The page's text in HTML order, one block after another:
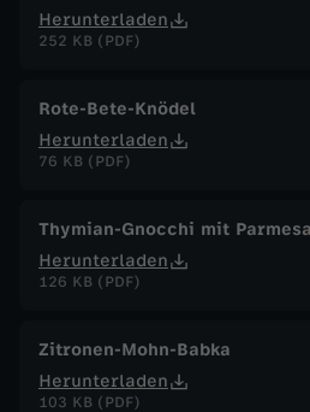
Herunterladen
252 KB (PDF)
Rote-Bete-Knödel
Herunterladen
76 KB (PDF)
Thymian-Gnocchi mit
Herunterladen
126 KB (PDF)
Zitronen-Mohn-Babka
Herunterladen
103 KB (PDF)